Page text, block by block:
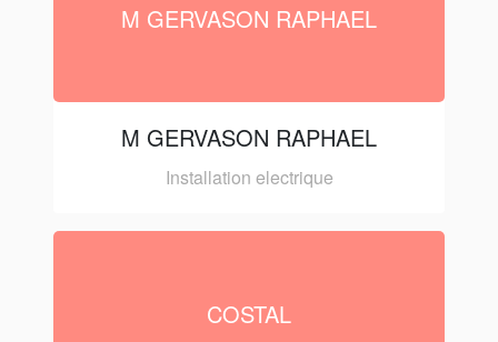
M GERVASON RAPHAEL
M GERVASON RAPHAEL
Installation electrique
COSTAL